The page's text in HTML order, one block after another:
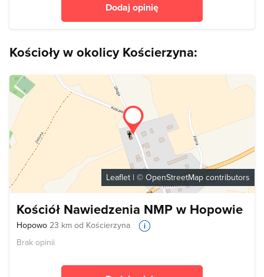
Dodaj opinię
Kościoły w okolicy Kościerzyna:
Leaflet | © OpenStreetMapcontributors
Kościół Nawiedzenia NMP w Hopowie
Hopowo 23 km od Kościerzyna
Brak opinii